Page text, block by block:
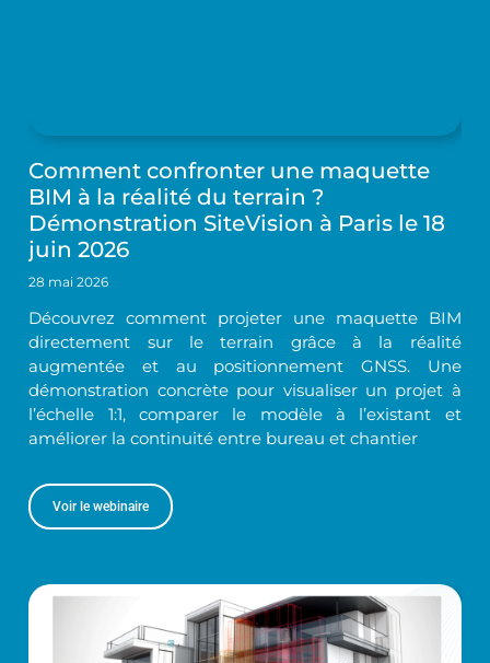
Comment confronter une maquette
BIM à la réalité du terrain ?
Démonstration SiteVision à Paris le 18
juin 2026
28 mai 2026
Découvrez comment projeter une maquette BIM
directement sur le terrain grâce à la réalité
augmentée et au positionnement GNSS. Une
démonstration concrète pour visualiser un projet à
l’échelle 1:1, comparer le modèle à l’existant et
améliorer la continuité entre bureau et chantier
Voir le webinaire